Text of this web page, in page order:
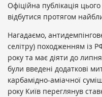
Офіційна публікація
відбутися протягом
Нагадаємо,
селітру) походженням із
року та має діяти до
були введені додаткові
карбамідно-аміачної
року Київ переглянув